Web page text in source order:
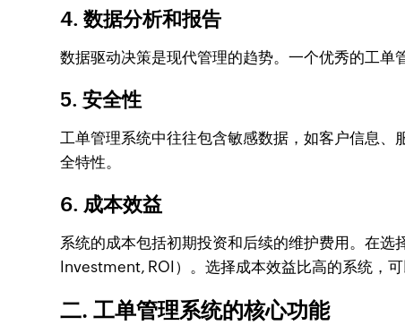
4. 数据分析和报告
数据驱动决策是现代管理的趋势。一个优秀的工单
5. 安全性
工单管理系统中往往包含敏感数据，如客户信息
全特性。
6. 成本效益
系统的成本包括初期投资和后续的维护费用。在
Investment, ROI）。选择成本效益比高的系统，
二. 工单管理系统的核心功能